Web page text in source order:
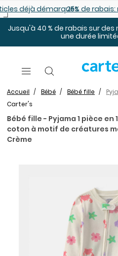
démarqués25% de rabais:
Jusqu'à 40 % de rabais sur
une durée
Accueil Bébé Bébé fille
Carter's
Bébé fille - Pyjama 1 pièce en
coton à motif de créatures
Crème